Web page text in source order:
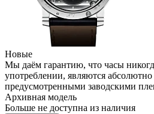
Новые
Мы даём гарантию, что часы
употреблении, являются
предусмотренными заводскими
Архивная модель
Больше не доступна из наличия